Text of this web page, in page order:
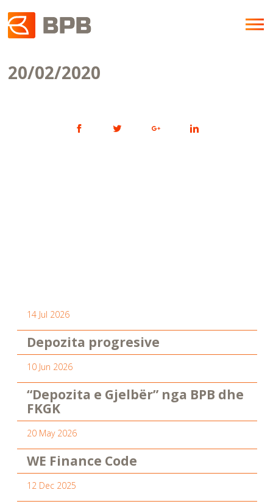
20/02/2020
14 Jul 2026
Depozita progresive
10 Jun 2026
“Depozita e Gjelbër” nga BPB dhe
FKGK
20 May 2026
WE Finance Code
12 Dec 2025